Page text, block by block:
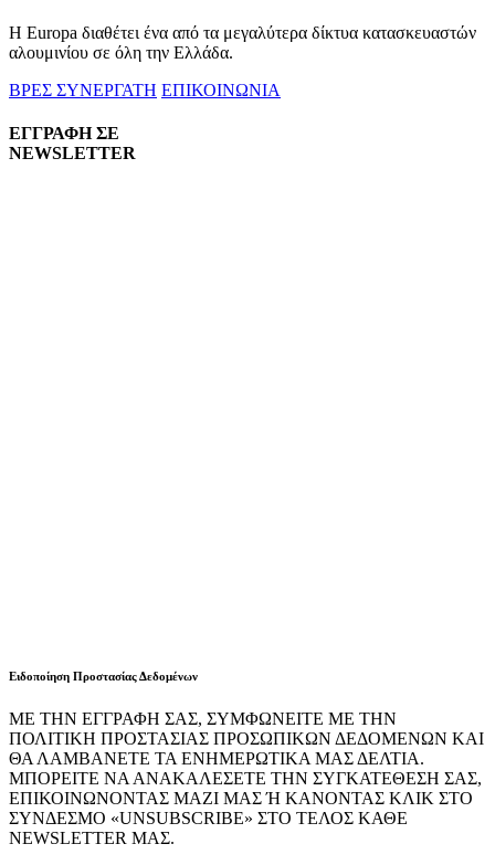
Η Europa διαθέτει ένα από τα μεγαλύτερα δίκτυα κατασκευαστών
αλουμινίου σε όλη την Ελλάδα.
ΒΡΕΣ ΣΥΝΕΡΓΑΤΗ ΕΠΙΚΟΙΝΩΝΙΑ
ΕΓΓΡΑΦΗ ΣΕ
NEWSLETTER
Ειδοποίηση Προστασίας Δεδομένων
ΜΕ ΤΗΝ ΕΓΓΡΑΦΗ ΣΑΣ, ΣΥΜΦΩΝΕΙΤΕ ΜΕ ΤΗΝ
ΠΟΛΙΤΙΚΗ ΠΡΟΣΤΑΣΙΑΣ ΠΡΟΣΩΠΙΚΩΝ ΔΕΔΟΜΕΝΩΝ ΚΑΙ
ΘΑ ΛΑΜΒΑΝΕΤΕ ΤΑ ΕΝΗΜΕΡΩΤΙΚΑ ΜΑΣ ΔΕΛΤΙΑ.
ΜΠΟΡΕΙΤΕ ΝΑ ΑΝΑΚΑΛΕΣΕΤΕ ΤΗΝ ΣΥΓΚΑΤΕΘΕΣΗ ΣΑΣ,
ΕΠΙΚΟΙΝΩΝΟΝΤΑΣ ΜΑΖΙ ΜΑΣ Ή ΚΑΝΟΝΤΑΣ ΚΛΙΚ ΣΤΟ
ΣΥΝΔΕΣΜΟ «UNSUBSCRIBE» ΣΤΟ ΤΕΛΟΣ ΚΑΘΕ
NEWSLETTER ΜΑΣ.